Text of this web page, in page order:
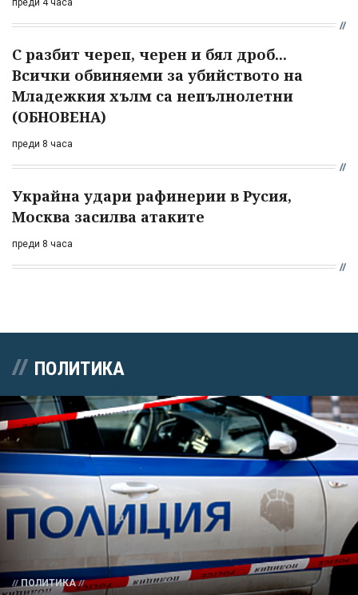
преди 4 часа
С разбит череп, черен и бял дроб...
Всички обвиняеми за убийството на
Младежкия хълм са непълнолетни
(ОБНОВЕНА)
преди 8 часа
Украйна удари рафинерии в Русия,
Москва засилва атаките
преди 8 часа
ПОЛИТИКА
ПОЛИТИКА